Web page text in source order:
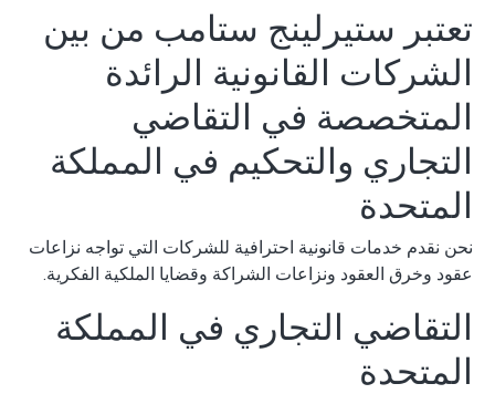
تعتبر ستيرلينج ستامب من بين
الشركات القانونية الرائدة
المتخصصة في التقاضي
التجاري والتحكيم في المملكة
المتحدة
نحن نقدم خدمات قانونية احترافية للشركات التي تواجه نزاعات
عقود وخرق العقود ونزاعات الشراكة وقضايا الملكية الفكرية.
التقاضي التجاري في المملكة
المتحدة